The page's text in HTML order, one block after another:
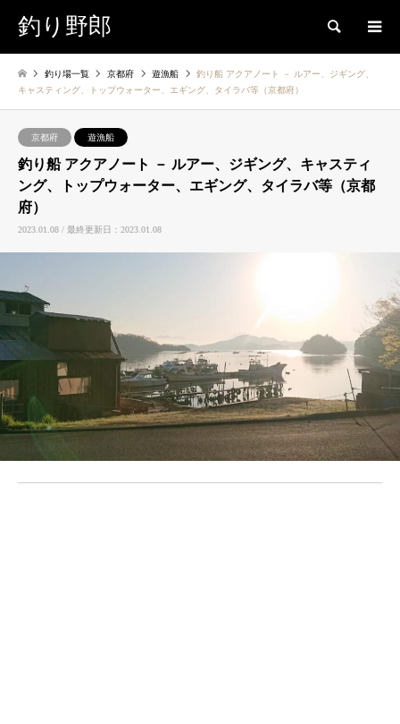
釣り野郎 検索
釣り場一覧 京都府 遊漁船
釣り船 アクアノート － ルアー、ジギング、
キャスティング、トップウォーター、エギング、タイラバ等（京都府）
京都府 遊漁船
釣り船 アクアノート － ルアー、ジギング、キャスティ
ング、トップウォーター、エギング、タイラバ等（京都
府）
2023.01.08 / 最終更新日：2023.01.08